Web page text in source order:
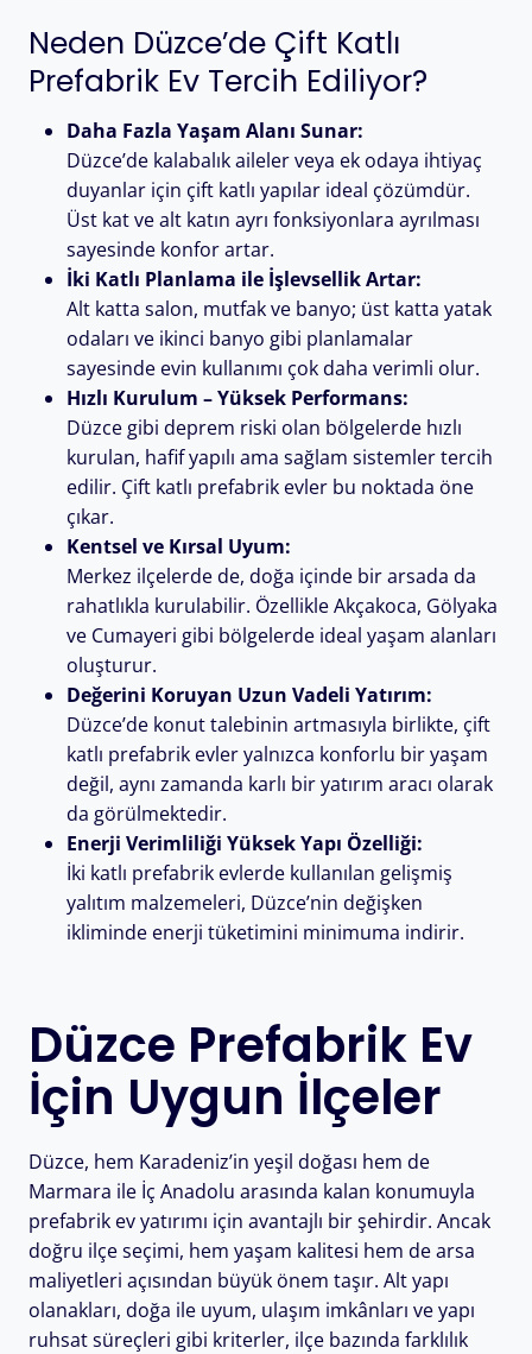
Neden Düzce’de Çift Katlı
Prefabrik Ev Tercih Ediliyor?
Daha Fazla Yaşam Alanı Sunar:
Düzce’de kalabalık aileler veya ek odaya ihtiyaç
duyanlar için çift katlı yapılar ideal çözümdür.
Üst kat ve alt katın ayrı fonksiyonlara ayrılması
sayesinde konfor artar.
İki Katlı Planlama ile İşlevsellik Artar:
Alt katta salon, mutfak ve banyo; üst katta yatak
odaları ve ikinci banyo gibi planlamalar
sayesinde evin kullanımı çok daha verimli olur.
Hızlı Kurulum – Yüksek Performans:
Düzce gibi deprem riski olan bölgelerde hızlı
kurulan, hafif yapılı ama sağlam sistemler tercih
edilir. Çift katlı prefabrik evler bu noktada öne
çıkar.
Kentsel ve Kırsal Uyum:
Merkez ilçelerde de, doğa içinde bir arsada da
rahatlıkla kurulabilir. Özellikle Akçakoca, Gölyaka
ve Cumayeri gibi bölgelerde ideal yaşam alanları
oluşturur.
Değerini Koruyan Uzun Vadeli Yatırım:
Düzce’de konut talebinin artmasıyla birlikte, çift
katlı prefabrik evler yalnızca konforlu bir yaşam
değil, aynı zamanda karlı bir yatırım aracı olarak
da görülmektedir.
Enerji Verimliliği Yüksek Yapı Özelliği:
İki katlı prefabrik evlerde kullanılan gelişmiş
yalıtım malzemeleri, Düzce’nin değişken
ikliminde enerji tüketimini minimuma indirir.
Düzce Prefabrik Ev
İçin Uygun İlçeler
Düzce, hem Karadeniz’in yeşil doğası hem de
Marmara ile İç Anadolu arasında kalan konumuyla
prefabrik ev yatırımı için avantajlı bir şehirdir. Ancak
doğru ilçe seçimi, hem yaşam kalitesi hem de arsa
maliyetleri açısından büyük önem taşır. Alt yapı
olanakları, doğa ile uyum, ulaşım imkânları ve yapı
ruhsat süreçleri gibi kriterler, ilçe bazında farklılık